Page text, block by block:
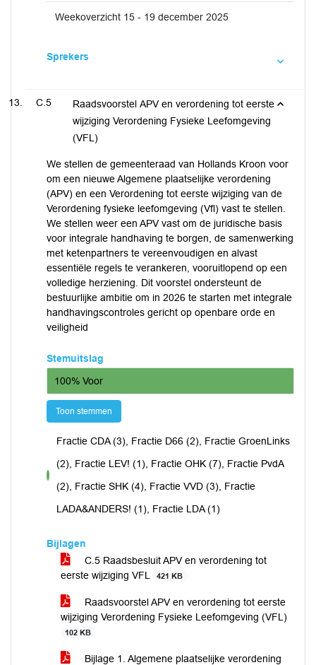
Weekoverzicht 15 - 19 december 2025
Sprekers
C.5
Raadsvoorstel APV en verordening tot eerste
wijziging Verordening Fysieke Leefomgeving
(VFL)
We stellen de gemeenteraad van Hollands Kroon voor
om een nieuwe Algemene plaatselijke verordening
(APV) en een Verordening tot eerste wijziging van de
Verordening fysieke leefomgeving (Vfl) vast te stellen.
We stellen weer een APV vast om de juridische basis
voor integrale handhaving te borgen, de samenwerking
met ketenpartners te vereenvoudigen en alvast
essentiële regels te verankeren, vooruitlopend op een
volledige herziening. Dit voorstel ondersteunt de
bestuurlijke ambitie om in 2026 te starten met integrale
handhavingscontroles gericht op openbare orde en
veiligheid
Stemuitslag
100% Voor
Toon stemmen
voor
Fractie CDA (3), Fractie D66 (2), Fractie GroenLinks
(2), Fractie LEV! (1), Fractie OHK (7), Fractie PvdA
(2), Fractie SHK (4), Fractie VVD (3), Fractie
LADA&ANDERS! (1), Fractie LDA (1)
Bijlagen
C.5 Raadsbesluit APV en verordening tot
eerste wijziging VFL
421 KB
Raadsvoorstel APV en verordening tot eerste
wijziging Verordening Fysieke Leefomgeving (VFL)
102 KB
Bijlage 1. Algemene plaatselijke verordening